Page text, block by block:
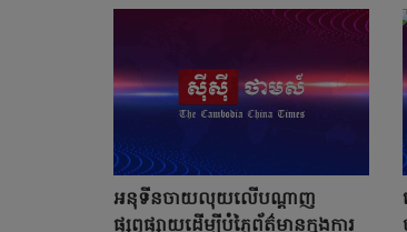
អនុទីនចាយលុយលើបណ្ដាញ
ផ្សព្វផ្សាយដើម្បីបំភ្លៃព័ត៌មានក្នុងការ